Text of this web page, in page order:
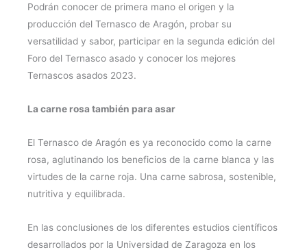
Podrán conocer de primera mano el origen y la
producción del Ternasco de Aragón, probar su
versatilidad y sabor, participar en la segunda edición del
Foro del Ternasco asado y conocer los mejores
Ternascos asados 2023.
La carne rosa también para asar
El Ternasco de Aragón es ya reconocido como la carne
rosa, aglutinando los beneficios de la carne blanca y las
virtudes de la carne roja. Una carne sabrosa, sostenible,
nutritiva y equilibrada.
En las conclusiones de los diferentes estudios científicos
desarrollados por la Universidad de Zaragoza en los